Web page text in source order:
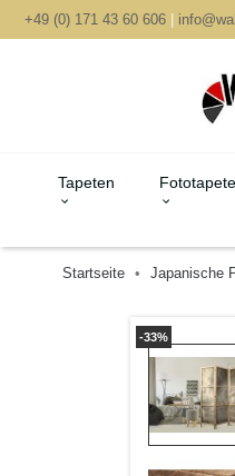
+49 (0) 171 43 60 606 |
Tapeten
Startseite Japanische
-33%